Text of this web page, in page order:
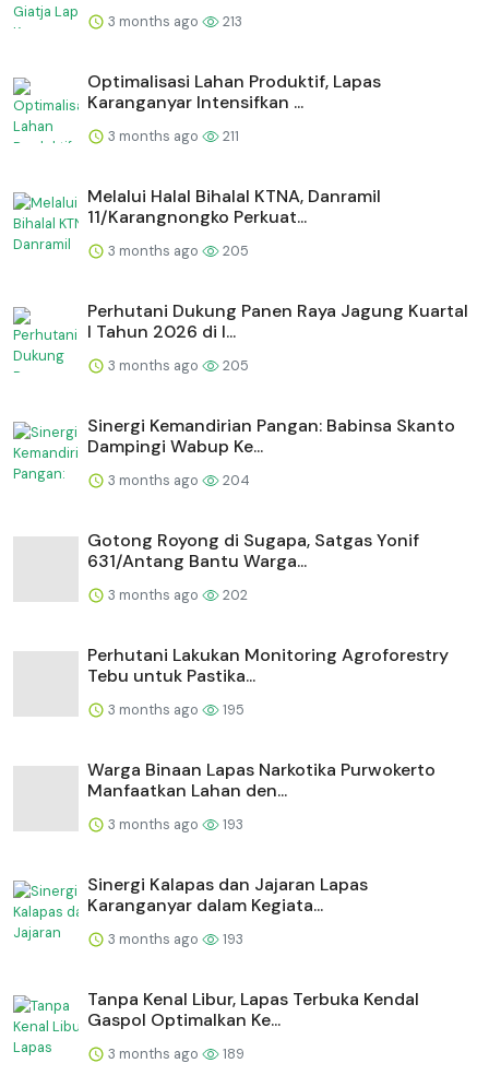
3 months ago 213
Optimalisasi Lahan Produktif, Lapas
Karanganyar Intensifkan ...
3 months ago 211
Melalui Halal Bihalal KTNA, Danramil
11/Karangnongko Perkuat...
3 months ago 205
Perhutani Dukung Panen Raya Jagung Kuartal
I Tahun 2026 di I...
3 months ago 205
Sinergi Kemandirian Pangan: Babinsa Skanto
Dampingi Wabup Ke...
3 months ago 204
Gotong Royong di Sugapa, Satgas Yonif
631/Antang Bantu Warga...
3 months ago 202
Perhutani Lakukan Monitoring Agroforestry
Tebu untuk Pastika...
3 months ago 195
Warga Binaan Lapas Narkotika Purwokerto
Manfaatkan Lahan den...
3 months ago 193
⁠Sinergi Kalapas dan Jajaran Lapas
Karanganyar dalam Kegiata...
3 months ago 193
Tanpa Kenal Libur, Lapas Terbuka Kendal
Gaspol Optimalkan Ke...
3 months ago 189